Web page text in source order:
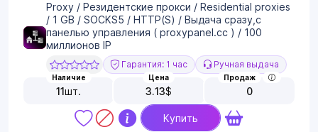
Proxy / Резидентские прокси / Residential proxies
/ 1 GB / SOCKS5 / HTTP(S) / Выдача сразу,с
панелью управления ( proxypanel.cc ) / 100
миллионов IP
Гарантия: 1 час Ручная выдача
Наличие
11шт.
Цена
3.13$
Продаж
0
Купить